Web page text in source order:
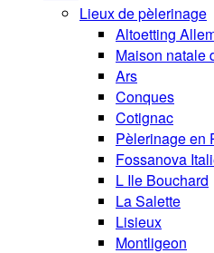
Lieux de pèlerinage
Altoetting
Maison natale
Ars
Conques
Cotignac
Pèlerinage en
Fossanova
L Ile Bouchard
La Salette
Lisieux
Montligeon